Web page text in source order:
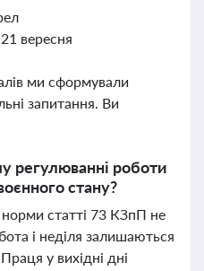
вересня
ми сформували
запитання. Ви
регулюванні роботи
стану?
статті 73 КЗпП не
і неділя залишаються
у вихідні дні